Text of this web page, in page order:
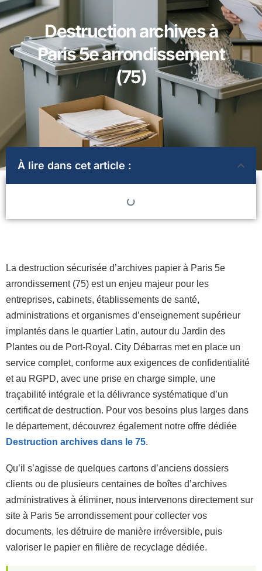
Destruction archives à
Paris 5e arrondissement
(75)
À lire dans cet article :
La destruction sécurisée d’archives papier à Paris 5e
arrondissement (75) est un enjeu majeur pour les
entreprises, cabinets, établissements de santé,
administrations et organismes d’enseignement supérieur
implantés dans le quartier Latin, autour du Jardin des
Plantes ou de Port-Royal. City Débarras met en place un
service complet, conforme aux exigences de confidentialité
et au RGPD, avec une prise en charge simple, une
traçabilité intégrale et la délivrance systématique d’un
certificat de destruction. Pour vos besoins plus larges dans
le département, découvrez également notre offre dédiée
Destruction archives dans le 75.
Qu’il s’agisse de quelques cartons d’anciens dossiers
clients ou de plusieurs centaines de boîtes d’archives
administratives à éliminer, nous intervenons directement sur
site à Paris 5e arrondissement pour collecter vos
documents, les détruire de manière irréversible, puis
valoriser le papier en filière de recyclage dédiée.